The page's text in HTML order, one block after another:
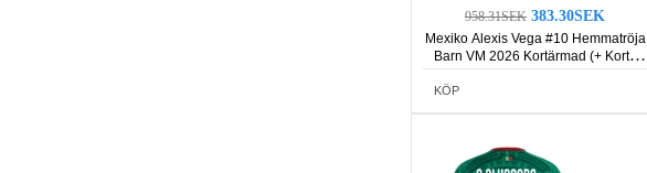
958.31SEK 383.30SEK
Mexiko Alexis Vega #10 Hemmatröja
Barn VM 2026 Kortärmad (+ Korta
byxor)
KÖP